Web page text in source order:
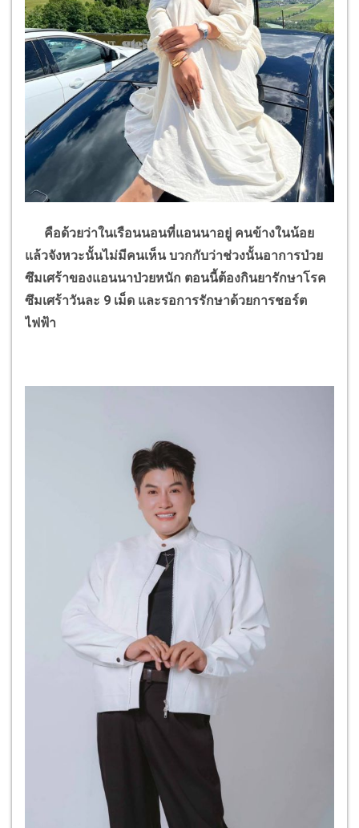
คือด้วยว่าในเรือนนอนที่แอนนาอยู่ คนข้างในน้อย
แล้วจังหวะนั้นไม่มีคนเห็น บวกกับว่าช่วงนั้นอาการป่วย
ซึมเศร้าของแอนนาป่วยหนัก ตอนนี้ต้องกินยารักษาโรค
ซึมเศร้าวันละ 9 เม็ด และรอการรักษาด้วยการชอร์ต
ไฟฟ้า